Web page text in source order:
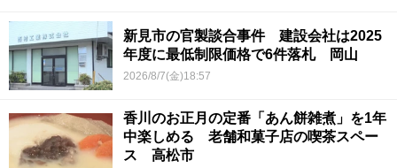
新見市の官製談合事件 建設会社は2025
年度に最低制限価格で6件落札 岡山
2026/8/7(金)18:57
香川のお正月の定番「あん餅雑煮」を1年
中楽しめる 老舗和菓子店の喫茶スペー
ス 高松市